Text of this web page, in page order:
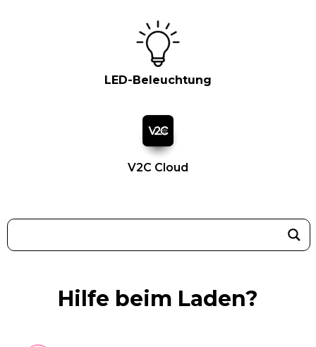
LED-Beleuchtung
V2C Cloud
Hilfe beim Laden?